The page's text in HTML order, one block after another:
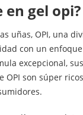
en gel opi?
uñas, OPI, una
con un
excepcional,
OPI son súper